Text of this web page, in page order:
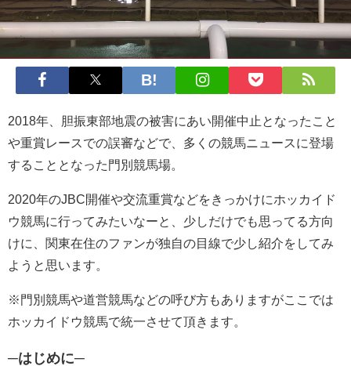
2018年、胆振東部地震の被害にあい開催中止となったこと
や重賞レースでの誤審などで、多くの競馬ニュースに登場
することとなった門別競馬場。
2020年のJBC開催や交流重賞などをきっかけにホッカイド
ウ競馬に行ってみたいなーと、少しだけでも思ってる方向
けに、関東在住のファンが独自の目線で少し紹介をしてみ
ようと思います。
※門別競馬や道営競馬などの呼び方もありますがここでは
ホッカイドウ競馬で統一させて頂きます。
─はじめに─